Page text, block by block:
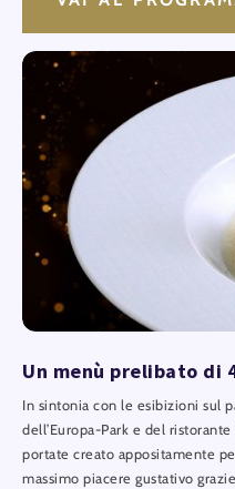
Un menù prelibato di
In sintonia con le esibizioni sul
dell’Europa-Park e del
portate creato appositamente
massimo piacere gustativo